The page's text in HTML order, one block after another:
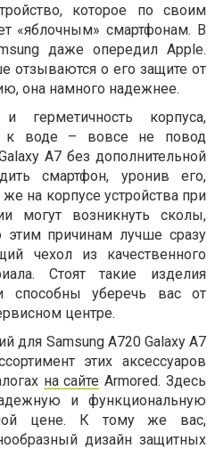
которое по своим
«яблочным» смартфонам. В
даже опередил Apple.
отзываются о его защите от
она намного надежнее.
герметичность корпуса,
к воде – вовсе не повод
A7 без дополнительной
смартфон, уронив его,
на корпусе устройства при
могут возникнуть сколы,
этим причинам лучше сразу
чехол из качественного
Стоят такие изделия
способны уберечь вас от
центре.
для Samsung A720 Galaxy A7
этих аксессуаров
на сайте Armored. Здесь
и функциональную
цене. К тому же вас,
дизайн защитных